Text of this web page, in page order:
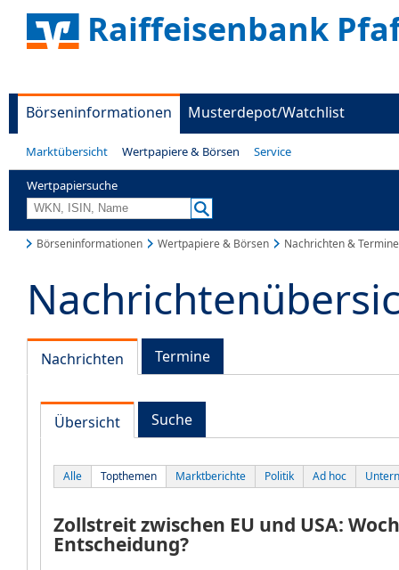
Raiffeisenbank
Börseninformationen Musterdepot/Watchlist
Marktübersicht Wertpapiere & Börsen Service
Wertpapiersuche
Börseninformationen Wertpapiere & Börsen Nachrichten & Termine
Nachrichten Termine
Übersicht Suche
Alle Topthemen Marktberichte Politik Ad hoc
Zollstreit zwischen EU und USA:
Entscheidung?